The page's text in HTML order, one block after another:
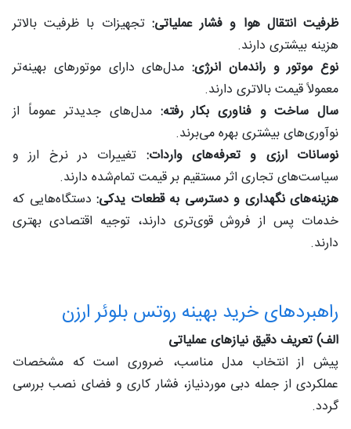
ظرفیت انتقال هوا و فشار عملیاتی: تجهیزات با ظرفیت بالاتر
هزینه بیشتری دارند.
نوع موتور و راندمان انرژی: مدل‌های دارای موتورهای بهینه‌تر
معمولاً قیمت بالاتری دارند.
سال ساخت و فناوری بکار رفته: مدل‌های جدیدتر عموماً از
نوآوری‌های بیشتری بهره می‌برند.
نوسانات ارزی و تعرفه‌های واردات: تغییرات در نرخ ارز و
سیاست‌های تجاری اثر مستقیم بر قیمت تمام‌شده دارند.
هزینه‌های نگهداری و دسترسی به قطعات یدکی: دستگاه‌هایی که
خدمات پس از فروش قوی‌تری دارند، توجیه اقتصادی بهتری
دارند.
راهبردهای خرید بهینه روتس بلوئر ارزن
الف) تعریف دقیق نیازهای عملیاتی
پیش از انتخاب مدل مناسب، ضروری است که مشخصات
عملکردی از جمله دبی موردنیاز، فشار کاری و فضای نصب بررسی
گردد.